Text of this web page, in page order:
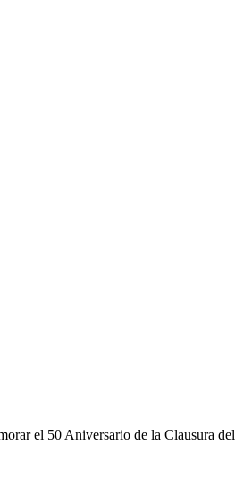
el 50 Aniversario de la Clausura del